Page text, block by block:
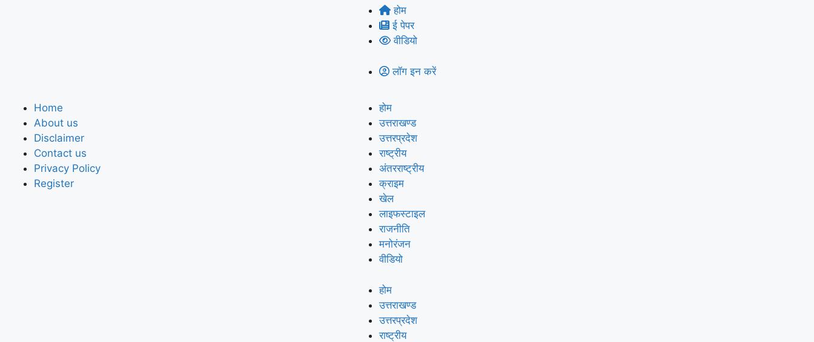
होम
ई पेपर
वीडियो
लॉग इन करें
Home
About us
Disclaimer
Contact us
Privacy Policy
Register
होम
उत्तराखण्ड
उत्तरप्रदेश
राष्ट्रीय
अंतरराष्ट्रीय
क्राइम
खेल
लाइफस्‍टाइल
राजनीति
मनोरंजन
वीडियो
होम
उत्तराखण्ड
उत्तरप्रदेश
राष्ट्रीय